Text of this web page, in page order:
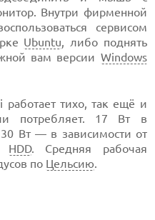
Внутри фирменной
сервисом
Ubuntu, либо поднять
вам версии Windows
работает тихо, так ещё и
потребляет. 17 Вт в
Вт — в зависимости от
HDD. Средняя рабочая
по Цельсию.